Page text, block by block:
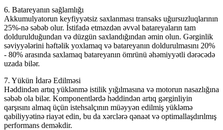
6. Batareyanın sağlamlığı
Akkumulyatorun keyfiyyətsiz saxlanması transaks uğursuzluqlarının
25%-nə səbəb olur. İstifadə etməzdən əvvəl batareyaların tam
doldurulduğundan və düzgün saxlandığından əmin olun. Gərginlik
səviyyələrini həftəlik yoxlamaq və batareyanın doldurulmasını 20%
- 80% arasında saxlamaq batareyanın ömrünü əhəmiyyətli dərəcədə
uzada bilər.
7. Yükün İdarə Edilməsi
Həddindən artıq yüklənmə istilik yığılmasına və motorun nasazlığına
səbəb ola bilər. Komponentlərdə həddindən artıq gərginliyin
qarşısını almaq üçün istehsalçının müəyyən edilmiş yükləmə
qabiliyyətinə riayət edin, bu da xərclərə qənaət və optimallaşdırılmış
performans deməkdir.